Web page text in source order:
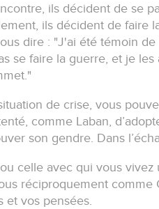
ils décident de se
ils décident de faire
dire : "J'ai été témoin de
se faire la guerre, et je
de crise, vous
comme Laban,
son gendre. Dans
celle avec qui vous
réciproquement
et vos pensées.